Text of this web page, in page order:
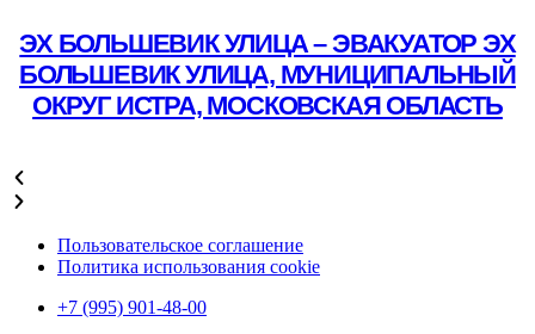
ЭХ БОЛЬШЕВИК УЛИЦА – ЭВАКУАТОР ЭХ
БОЛЬШЕВИК УЛИЦА, МУНИЦИПАЛЬНЫЙ
ОКРУГ ИСТРА, МОСКОВСКАЯ ОБЛАСТЬ
Пользовательское соглашение
Политика использования cookie
+7 (995) 901-48-00